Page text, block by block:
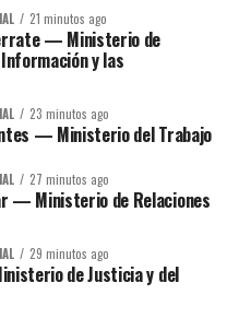
21 minutos ago
— Ministerio de
y las
23 minutos ago
— Ministerio del Trabajo
27 minutos ago
— Ministerio de Relaciones
29 minutos ago
de Justicia y del